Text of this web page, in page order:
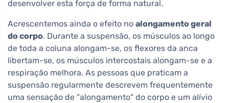
desenvolver esta força de forma natural.
Acrescentemos ainda o efeito no alongamento geral
do corpo. Durante a suspensão, os músculos ao longo
de toda a coluna alongam-se, os flexores da anca
libertam-se, os músculos intercostais alongam-se e a
respiração melhora. As pessoas que praticam a
suspensão regularmente descrevem frequentemente
uma sensação de "alongamento" do corpo e um alívio